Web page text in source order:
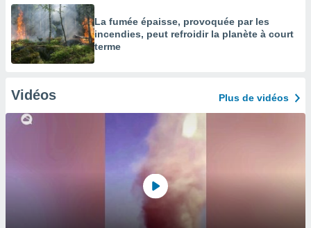
La fumée épaisse, provoquée par les
incendies, peut refroidir la planète à court
terme
Vidéos Plus de vidéos